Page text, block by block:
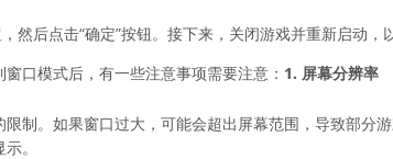
然后点击“确定”按钮。接下来，关闭游戏并重新启动，
窗口模式后，有一些注意事项需要注意： 1. 屏幕分辨率
制。如果窗口过大，可能会超出屏幕范围，导致部分
。